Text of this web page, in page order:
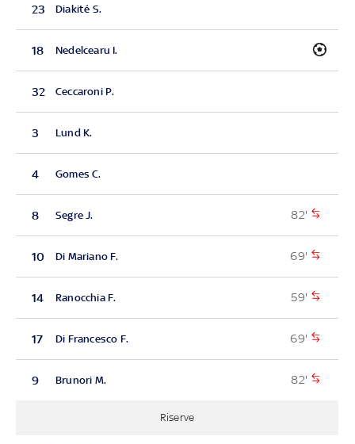
23 Diakité S.
18 Nedelcearu I.
32 Ceccaroni P.
3 Lund K.
4 Gomes C.
8 Segre J. 82'
10 Di Mariano F. 69'
14 Ranocchia F. 59'
17 Di Francesco F. 69'
9 Brunori M. 82'
Riserve